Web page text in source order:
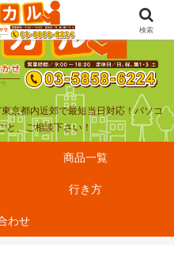
京都内近郊で最短当日対応！パソコ
と、ご相談下さい！
商品一覧
行き方
わせ
検索